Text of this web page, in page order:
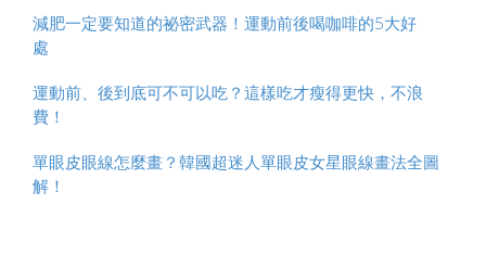
減肥一定要知道的祕密武器！運動前後喝咖啡的5大好
處
運動前、後到底可不可以吃？這樣吃才瘦得更快，不浪
費！
單眼皮眼線怎麼畫？韓國超迷人單眼皮女星眼線畫法全圖
解！